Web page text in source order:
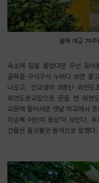
올해 개교 79주
숙소에 짐을 풀었다면 우선 동
골목을 구석구석 누비다 보면 물
나오고, 전교생이 6명인 외연도
외연도분교장으로 문을 연 외연
교문에 들어서면 옛날 학교에서 흔
이승복 어린이 동상’이 보인다.
건물은 울긋불긋 원색으로 칠했다.